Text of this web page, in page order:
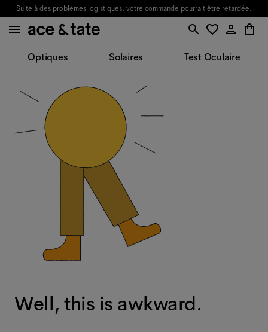
Suite à des problèmes logistiques, votre commande pourrait être retardée.
Optiques Solaires Test Oculaire
Well, this is awkward.